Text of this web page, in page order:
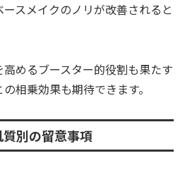
スメイクのノリが改善されると
めるブースター的役割も果たす
相乗効果も期待できます。
別の留意事項